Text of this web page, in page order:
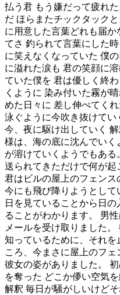
払う君 もう嫌だって疲れ
だ ほらまたチックタック
に用意した言葉どれも届
てさ 釣られて言葉にした
に笑えなくなっていた 僕
に溢れた涙も 君の笑顔に
ていた僕を 君は優しく終
くように 染み付いた霧が
めた日々に 差し伸べてく
泳ぐように今吹き抜けてい
今、夜に駆け出していく
様は、海の底に沈んでい
が溶けていくようでもあ
送られてきただけで何が起
君はビルの屋上のフェン
今にも飛び降りようとし
日を見ていることから日
ることがわかります。 男
メールを受け取りました
知っているために、それを
ころ、今まさに屋上のフ
彼女の姿がありました。
を奪った どこか儚い空気
解釈 毎日が騒がしいけど